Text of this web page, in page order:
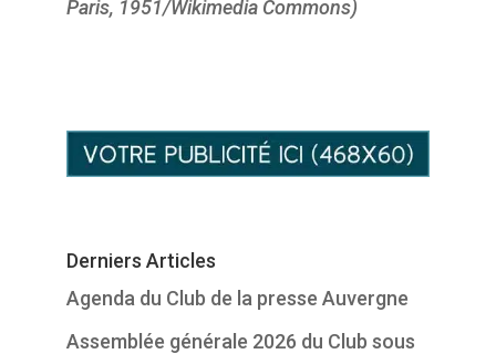
Paris, 1951/Wikimedia Commons)
Derniers Articles
Agenda du Club de la presse Auvergne
Assemblée générale 2026 du Club sous